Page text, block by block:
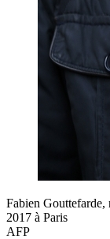
Fabien
2017 à Paris
AFP